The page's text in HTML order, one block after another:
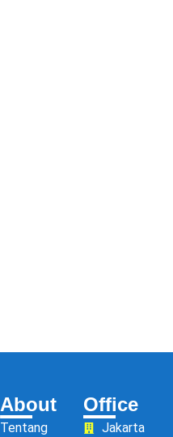
About
Tentang
Office
Jakarta